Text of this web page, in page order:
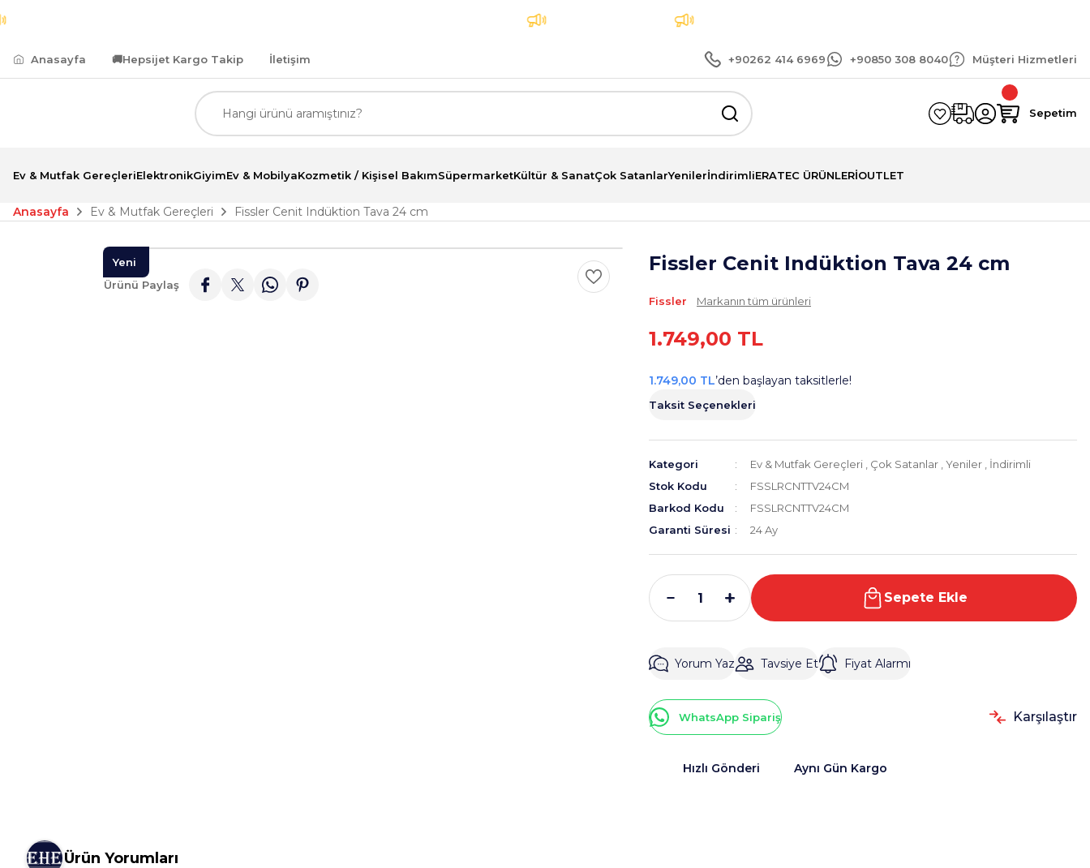
TL ve Üzeri Alımlarda Kredi Kartına Peşin Fiyatına 3 Taksit İmkanı Aynı Gün Teslimat Tüm siparişlerinizde geçerli 1.500 TL ve üzeri kargo
Anasayfa 🚚Hepsijet Kargo Takip İletişim +90262 414 6969 +90850 308 8040 Müşteri Hizmetleri
Sepetim
Ev & Mutfak GereçleriElektronikGiyimEv & MobilyaKozmetik / Kişisel BakımSüpermarketKültür & SanatÇok SatanlarYenilerİndirimliERATEC ÜRÜNLERİOUTLET
Anasayfa Ev & Mutfak Gereçleri Fissler Cenit Indüktion Tava 24 cm
Yeni
Ürünü Paylaş
Fissler Cenit Indüktion Tava 24 cm
Fissler Markanın tüm ürünleri
1.749,00 TL
1.749,00 TL’den başlayan taksitlerle!
Taksit Seçenekleri
Kategori Ev & Mutfak Gereçleri Çok Satanlar Yeniler
İndirimli
Stok Kodu
FSSLRCNTTV24CM
Barkod Kodu
FSSLRCNTTV24CM
Garanti Süresi
24 Ay
Sepete Ekle
Yorum Yaz Tavsiye Et Fiyat Alarmı
WhatsApp Sipariş Karşılaştır
Hızlı Gönderi Aynı Gün Kargo
Ürün Yorumları